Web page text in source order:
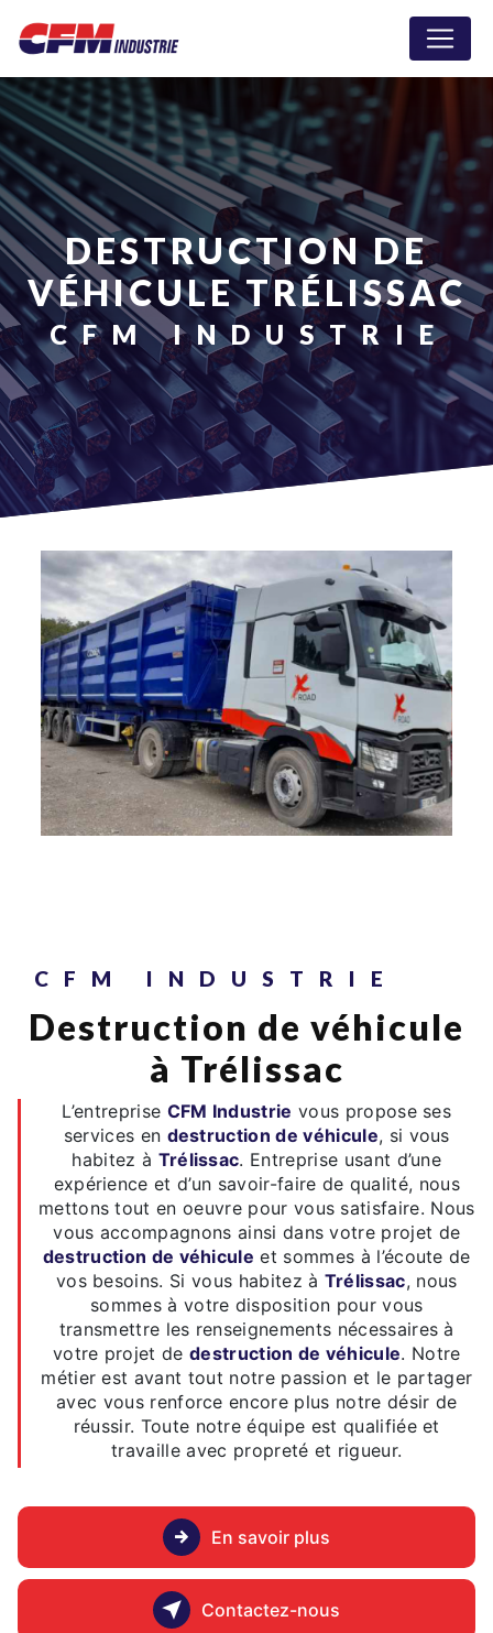
DESTRUCTION DE
VÉHICULE TRÉLISSAC
CFM INDUSTRIE
CFM INDUSTRIE
destruction de véhicule
à Trélissac
L’entreprise CFM Industrie vous propose ses
services en destruction de véhicule, si vous
habitez à Trélissac. Entreprise usant d’une
expérience et d’un savoir-faire de qualité, nous
mettons tout en oeuvre pour vous satisfaire. Nous
vous accompagnons ainsi dans votre projet de
destruction de véhicule et sommes à l’écoute de
vos besoins. Si vous habitez à Trélissac, nous
sommes à votre disposition pour vous
transmettre les renseignements nécessaires à
votre projet de destruction de véhicule. Notre
métier est avant tout notre passion et le partager
avec vous renforce encore plus notre désir de
réussir. Toute notre équipe est qualifiée et
travaille avec propreté et rigueur.
En savoir plus
Contactez-nous